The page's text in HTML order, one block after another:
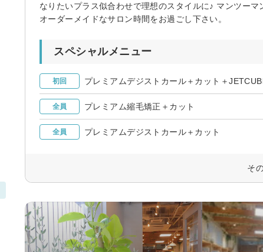
なりたいプラス似合わせで理想のスタイルに♪ マンツー
オーダーメイドなサロン時間をお過ごし下さい。
スペシャルメニュー
初回 プレミアムデジストカール＋カット＋
全員 プレミアム縮毛矯正＋カット
全員 プレミアムデジストカール＋カット
そ